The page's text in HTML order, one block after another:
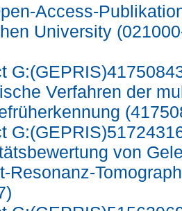
Access-
University
Verfahren der
von
Resonanz-